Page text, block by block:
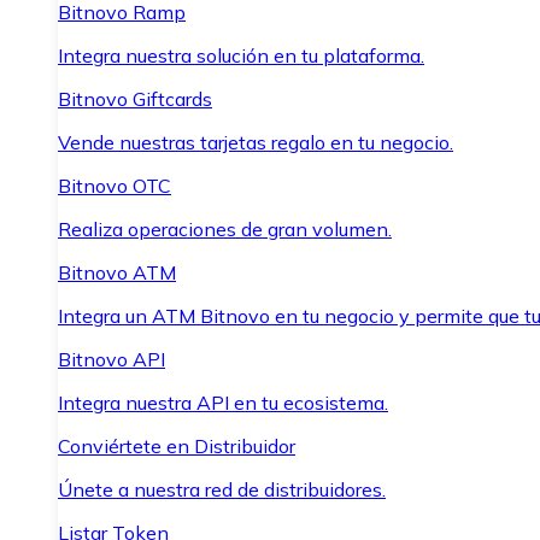
Bitnovo Ramp
Integra nuestra solución en tu plataforma.
Bitnovo Giftcards
Vende nuestras tarjetas regalo en tu negocio.
Bitnovo OTC
Realiza operaciones de gran volumen.
Bitnovo ATM
Integra un ATM Bitnovo en tu negocio y permite que
Bitnovo API
Integra nuestra API en tu ecosistema.
Conviértete en Distribuidor
Únete a nuestra red de distribuidores.
Listar Token